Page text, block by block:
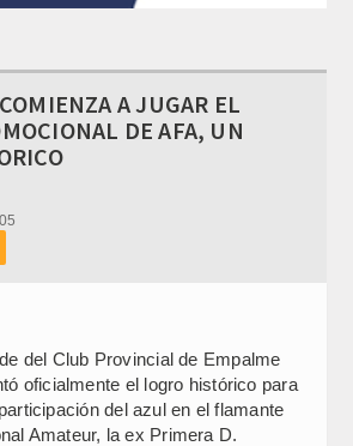
A JUGAR EL
DE AFA, UN
del Club Provincial de Empalme
oficialmente el logro histórico para
del azul en el flamante
Amateur, la ex Primera D.